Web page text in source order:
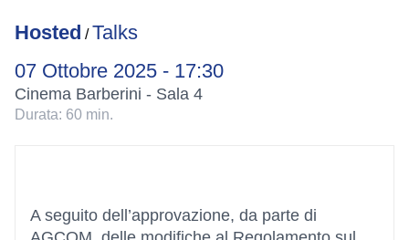
Hosted /Talks
07 Ottobre 2025 - 17:30
Cinema Barberini - Sala 4
Durata: 60 min.
A seguito dell’approvazione, da parte di